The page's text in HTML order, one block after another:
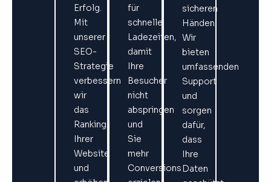
Erfolg.
Mit
unserer
SEO-
Strategie
verbessern
wir
das
Ranking
Ihrer
Website
und
für
schnelle
Ladezeiten,
damit
Ihre
Besucher
nicht
abspringen
und
Sie
mehr
Conversions
sicheren
Händen.
Wir
bieten
umfassenden
Support
und
sorgen
dafür,
dass
Ihre
Daten